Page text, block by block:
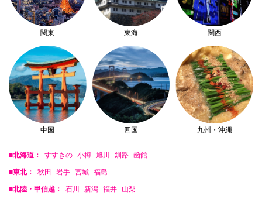
関東 東海 関西
中国 四国 九州・沖縄
■北海道： すすきの 小樽 旭川 釧路 函館
■東北： 秋田 岩手 宮城 福島
■北陸・甲信越： 石川 新潟 福井 山梨